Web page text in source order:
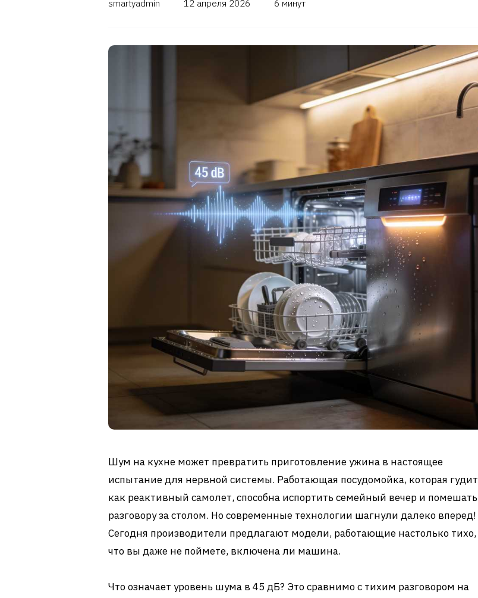
smartyadmin 12 апреля 2026 6 минут
Шум на кухне может превратить приготовление ужина в настоящее
испытание для нервной системы. Работающая посудомойка, которая гудит
как реактивный самолет, способна испортить семейный вечер и помешать
разговору за столом. Но современные технологии шагнули далеко вперед!
Сегодня производители предлагают модели, работающие настолько тихо,
что вы даже не поймете, включена ли машина.
Что означает уровень шума в 45 дБ? Это сравнимо с тихим разговором на